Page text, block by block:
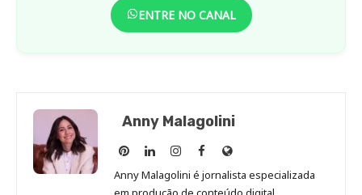
ENTRE NO CANAL
Anny Malagolini
Anny
Malagolini
no
Anny
Malagolini
no
Anny
Malagolini
no
Anny
Malagolini
no
Site
de
Anny
Anny Malagolini é jornalista especializada